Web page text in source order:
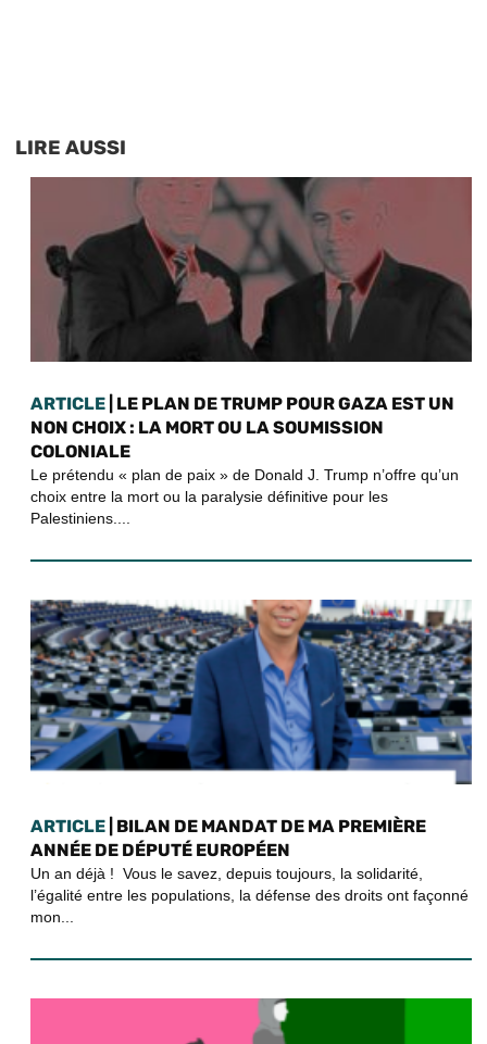
LIRE AUSSI
ARTICLE | LE PLAN DE TRUMP POUR GAZA EST UN
NON CHOIX : LA MORT OU LA SOUMISSION
COLONIALE
Le prétendu « plan de paix » de Donald J. Trump n’offre qu’un
choix entre la mort ou la paralysie définitive pour les
Palestiniens....
ARTICLE | BILAN DE MANDAT DE MA PREMIÈRE
ANNÉE DE DÉPUTÉ EUROPÉEN
Un an déjà ! Vous le savez, depuis toujours, la solidarité,
l’égalité entre les populations, la défense des droits ont façonné
mon...